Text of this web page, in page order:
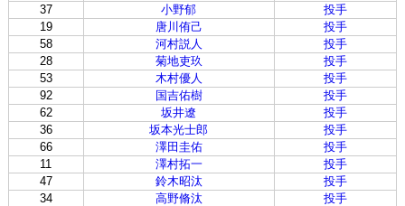
37
小野郁
投手
19
唐川侑己
投手
58
河村説人
投手
28
菊地吏玖
投手
53
木村優人
投手
92
国吉佑樹
投手
62
坂井遼
投手
36
坂本光士郎
投手
66
澤田圭佑
投手
11
澤村拓一
投手
47
鈴木昭汰
投手
34
高野脩汰
投手